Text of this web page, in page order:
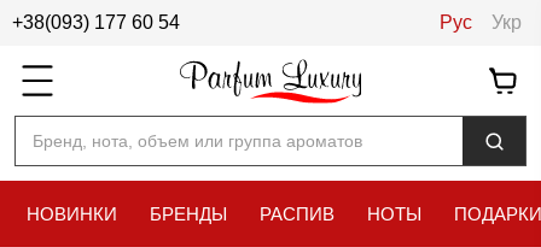
+38(093) 177 60 54 Рус Укр
Бренд, нота, объем или группа ароматов
НОВИНКИ БРЕНДЫ РАСПИВ НОТЫ ПОДАРКИ